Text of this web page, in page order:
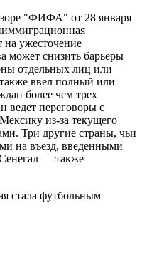
"ФИФА" от 28 января
ужесточение
может снизить барьеры
отдельных лиц или
ввел полный или
более чем трех
ведет переговоры с
из-за текущего
Три другие страны, чьи
на въезд, введенными
— также
стала футбольным